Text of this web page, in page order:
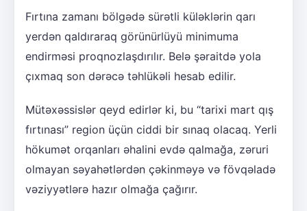
Fırtına zamanı bölgədə sürətli küləklərin qarı
yerdən qaldıraraq görünürlüyü minimuma
endirməsi proqnozlaşdırılır. Belə şəraitdə yola
çıxmaq son dərəcə təhlükəli hesab edilir.
Mütəxəssislər qeyd edirlər ki, bu “tarixi mart qış
fırtınası” region üçün ciddi bir sınaq olacaq. Yerli
hökumət orqanları əhalini evdə qalmağa, zəruri
olmayan səyahətlərdən çəkinməyə və fövqəladə
vəziyyətlərə hazır olmağa çağırır.